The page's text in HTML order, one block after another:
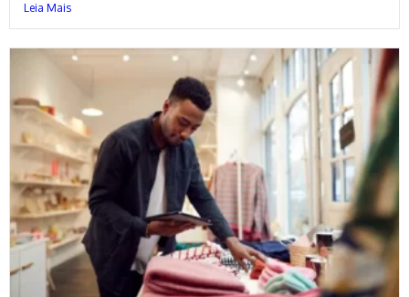
Leia Mais